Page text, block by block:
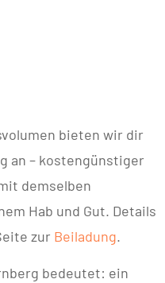
bieten wir dir
an – kostengünstiger
demselben
Hab und Gut. Details
zur Beiladung.
bedeutet: ein